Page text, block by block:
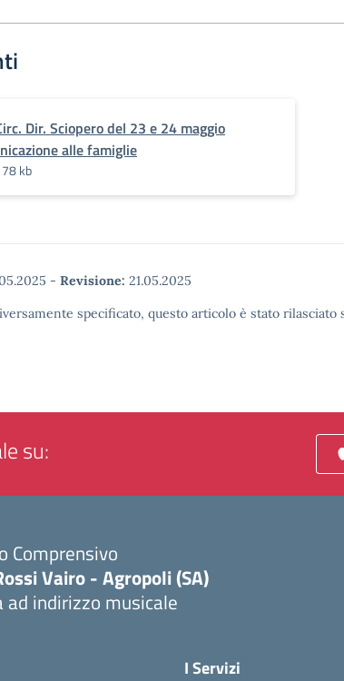
Dir. Sciopero del 23 e 24 maggio
alle famiglie
kb
- Revisione: 21.05.2025
specificato, questo articolo è stato
su:
Comprensivo
Vairo - Agropoli (SA)
ad indirizzo musicale
I Servizi